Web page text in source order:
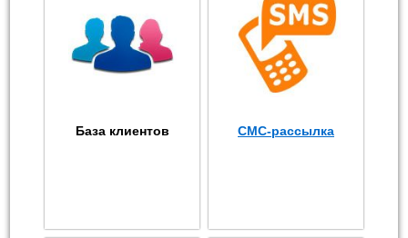
База клиентов СМС-рассылка